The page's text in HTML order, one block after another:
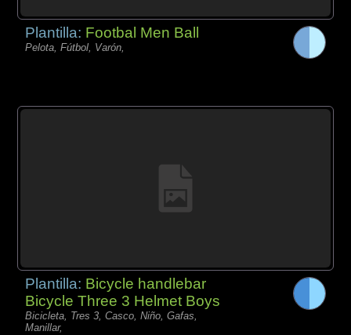
Plantilla: Footbal Men Ball
Pelota, Fútbol, Varón,
Plantilla: Bicycle handlebar
Bicycle Three 3 Helmet Boys
Bicicleta, Tres 3, Casco, Niño, Gafas,
Manillar,